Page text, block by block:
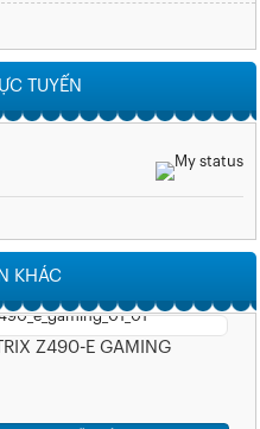
TUYẾN
KHÁC
Z490-E GAMING